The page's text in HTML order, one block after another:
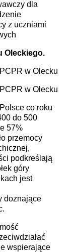
dla
z uczniami
Oleckiego.
w Olecku
w Olecku
co roku
do 500
57%
przemocy
podkreślają
góry
jest
doznające
wspierające